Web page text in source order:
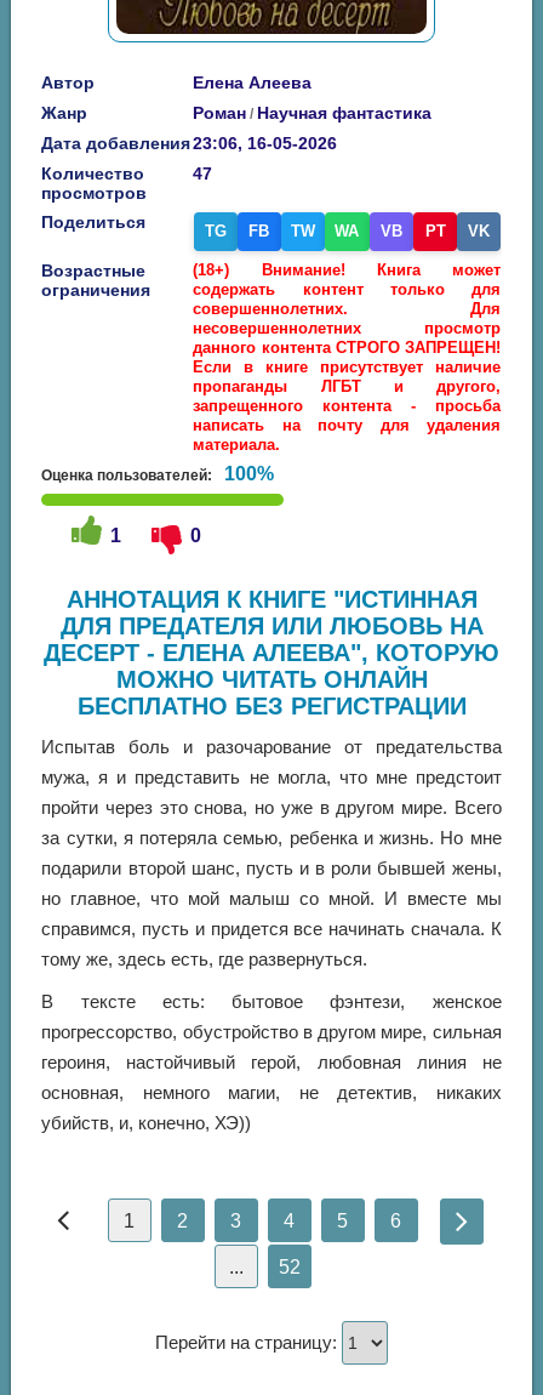
Автор
Елена Алеева
Жанр
Роман / Научная фантастика
Дата добавления23:06, 16-05-2026
Количество
просмотров
47
Поделиться TG FB TW WA VB PT VK
Возрастные
ограничения
(18+) Внимание! Книга может
содержать контент только для
совершеннолетних. Для
несовершеннолетних просмотр
данного контента СТРОГО ЗАПРЕЩЕН!
Если в книге присутствует наличие
пропаганды ЛГБТ и другого,
запрещенного контента - просьба
написать на почту для удаления
материала.
Оценка пользователей: 100%
1 0
АННОТАЦИЯ К КНИГЕ "ИСТИННАЯ
ДЛЯ ПРЕДАТЕЛЯ ИЛИ ЛЮБОВЬ НА
ДЕСЕРТ - ЕЛЕНА АЛЕЕВА", КОТОРУЮ
МОЖНО ЧИТАТЬ ОНЛАЙН
БЕСПЛАТНО БЕЗ РЕГИСТРАЦИИ
Испытав боль и разочарование от предательства
мужа, я и представить не могла, что мне предстоит
пройти через это снова, но уже в другом мире. Всего
за сутки, я потеряла семью, ребенка и жизнь. Но мне
подарили второй шанс, пусть и в роли бывшей жены,
но главное, что мой малыш со мной. И вместе мы
справимся, пусть и придется все начинать сначала. К
тому же, здесь есть, где развернуться.
В тексте есть: бытовое фэнтези, женское
прогрессорство, обустройство в другом мире, сильная
героиня, настойчивый герой, любовная линия не
основная, немного магии, не детектив, никаких
убийств, и, конечно, ХЭ))
1 2 3 4 5 6
... 52
Перейти на страницу: